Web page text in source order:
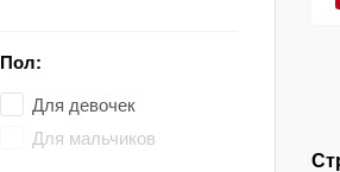
Пол:
Для девочек
Для мальчиков